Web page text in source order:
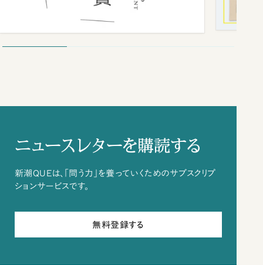
ニュースレターを購読する
新潮QUEは、「問う力」を養っていくためのサブスクリプ
ションサービスです。
無料登録する